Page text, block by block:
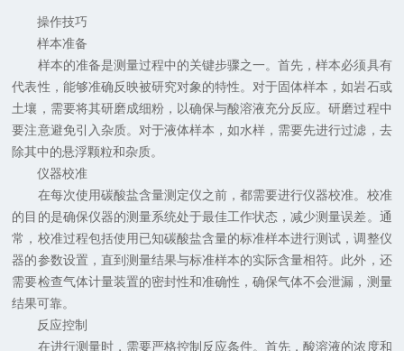
操作技巧
样本准备
样本的准备是测量过程中的关键步骤之一。首先，样本必须具有
代表性，能够准确反映被研究对象的特性。对于固体样本，如岩石或
土壤，需要将其研磨成细粉，以确保与酸溶液充分反应。研磨过程中
要注意避免引入杂质。对于液体样本，如水样，需要先进行过滤，去
除其中的悬浮颗粒和杂质。
仪器校准
在每次使用碳酸盐含量测定仪之前，都需要进行仪器校准。校准
的目的是确保仪器的测量系统处于最佳工作状态，减少测量误差。通
常，校准过程包括使用已知碳酸盐含量的标准样本进行测试，调整仪
器的参数设置，直到测量结果与标准样本的实际含量相符。此外，还
需要检查气体计量装置的密封性和准确性，确保气体不会泄漏，测量
结果可靠。
反应控制
在进行测量时，需要严格控制反应条件。首先，酸溶液的浓度和